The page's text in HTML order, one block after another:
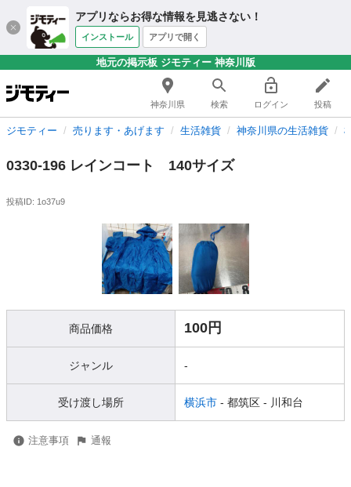
アプリならお得な情報を見逃さない！
インストール アプリで開く
地元の掲示板 ジモティー 神奈川版
神奈川県 検索 ログイン 投稿
ジモティー 売ります・あげます 生活雑貨 神奈川県の生活雑貨
0330-196 レインコート 140サイズ
投稿ID: 1o37u9
商品価格 100円
ジャンル -
受け渡し場所 横浜市 - 都筑区 - 川和台
注意事項 通報